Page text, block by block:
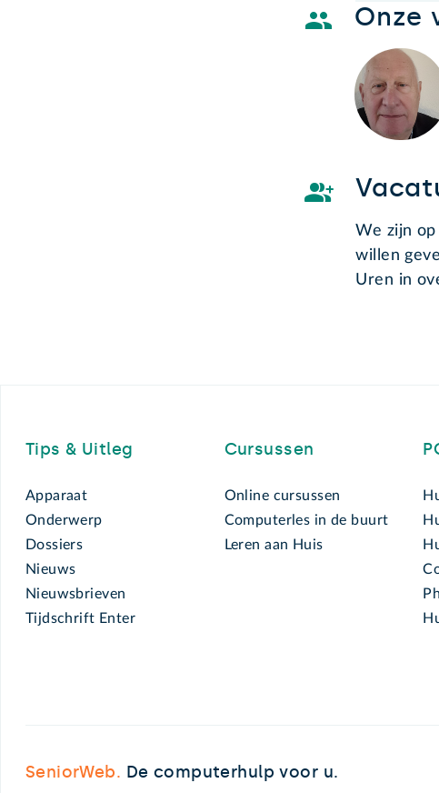
Onze
We zijn
willen
Uren in
Tips & Uitleg
Apparaat
Onderwerp
Dossiers
Nieuws
Nieuwsbrieven
Tijdschrift Enter
Cursussen
Online cursussen
Computerles in de buurt
Leren aan Huis
SeniorWeb. De computerhulp voor u.